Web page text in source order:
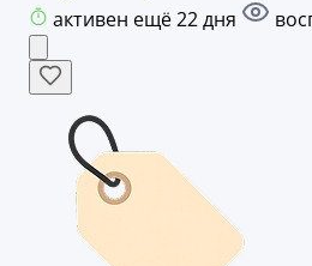
активен ещё 22 дня